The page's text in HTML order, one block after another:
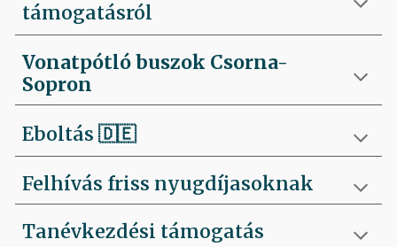
támogatásról
Vonatpótló buszok Csorna-
Sopron
Eboltás🇩🇪
Felhívás friss nyugdíjasoknak
Tanévkezdési támogatás